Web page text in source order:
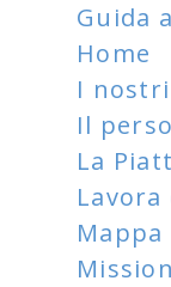
Guida
Home
I
Il
La
Mappa
Mission